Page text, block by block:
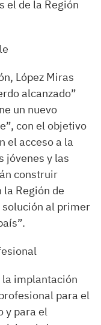
el de la Región
López Miras
alcanzado”
un nuevo
con el objetivo
el acceso a la
jóvenes y las
construir
Región de
solución al primer
implantación
para el
y para el